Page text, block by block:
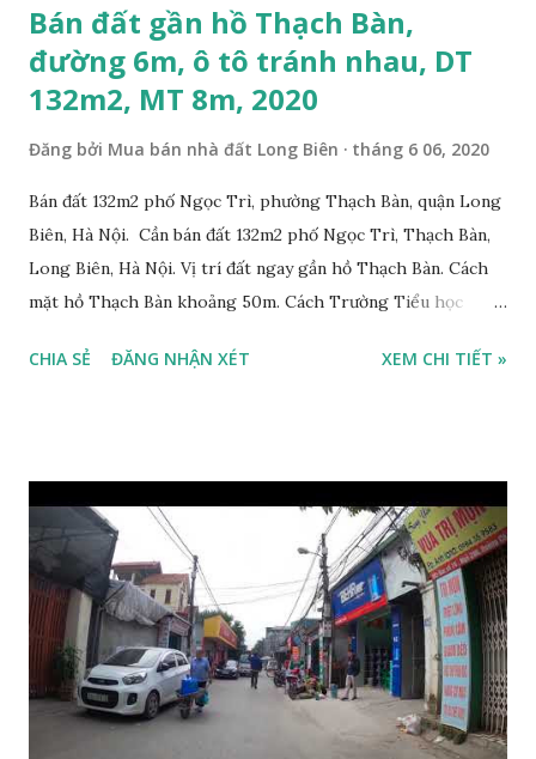
Bán đất gần hồ Thạch Bàn,
đường 6m, ô tô tránh nhau, DT
132m2, MT 8m, 2020
Đăng bởi Mua bán nhà đất Long Biên tháng 6 06, 2020
Bán đất 132m2 phố Ngọc Trì, phường Thạch Bàn, quận Long
Biên, Hà Nội. Cần bán đất 132m2 phố Ngọc Trì, Thạch Bàn,
Long Biên, Hà Nội. Vị trí đất ngay gần hồ Thạch Bàn. Cách
mặt hồ Thạch Bàn khoảng 50m. Cách Trường Tiểu học
30m, phía trước mặt thoáng. Cách mặt đường Cổ Linh
ngõ thông, đường trải nhựa, 2 ô tô tránh nhau. Đường và vỉa
hè rộng 6m. Đất thổ cư, diện tích mặt bằng 132m2, mặt tiền
8m. Hướng: Đông, pháp lý: sổ đỏ chính chủ. Giá bán: 9.5 tỷ,
có thương lượng với khách thiện chí mua. Quý khách hàng
có nhu cầu mua đất 132m2 phố Ngọc Trì, Thạch Bàn. Vui
lòng liên hệ: Mr Nguyễn Thế Cường, Tel: 0984.999.007 –
0915.383.393. Miễn môi giới và Quảng cáo trực tuyến
CHIA SẺ ĐĂNG NHẬN XÉT XEM CHI TIẾT »